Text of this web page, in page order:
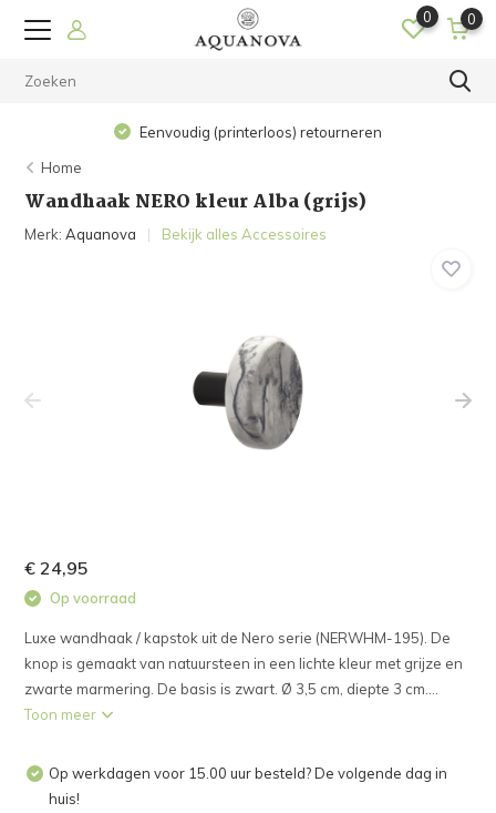
0 0
(printerloos) retourneren
Home
Wandhaak NERO kleur Alba (grijs)
Merk:Aquanova Bekijk alles Accessoires
€ 24,95
Op voorraad
Luxe wandhaak / kapstok uit de Nero serie (NERWHM-195). De
knop is gemaakt van natuursteen in een lichte kleur met grijze en
zwarte marmering. De basis is zwart. Ø 3,5 cm, diepte 3 cm....
Toon meer
Op werkdagen voor 15.00 uur besteld? De volgende dag in
huis!